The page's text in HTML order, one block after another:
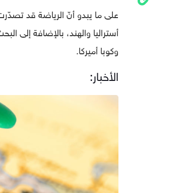
على ما يبدو أنّ الرياضة قد تصدّرت
وكوبا أميركا.
الأخبار: